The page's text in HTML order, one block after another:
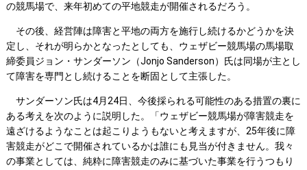
の競馬場で、来年初めての平地競走が開催されるだろう。
その後、経営陣は障害と平地の両方を施行し続けるかどうかを決
定し、それが明らかとなったとしても、ウェザビー競馬場の馬場取
締委員ジョン・サンダーソン（Jonjo Sanderson）氏は同場が主とし
て障害を専門とし続けることを断固として主張した。
サンダーソン氏は4月24日、今後採られる可能性のある措置の裏に
ある考えを次のように説明した。「ウェザビー競馬場が障害競走を
遠ざけるようなことは起こりようもないと考えますが、25年後に障
害競走がどこで開催されているかは誰にも見当が付きません。我々
の事業としては、純粋に障害競走のみに基づいた事業を行うつもり